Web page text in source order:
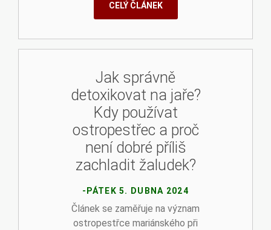
CELÝ ČLÁNEK
Jak správně
detoxikovat na jaře?
Kdy používat
ostropestřec a proč
není dobré příliš
zachladit žaludek?
-PÁTEK 5. DUBNA 2024
Článek se zaměřuje na význam
ostropestřce mariánského při